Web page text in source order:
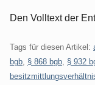
Den Volltext der
Tags für diesen Artikel:
bgb § 868 bgb § 932